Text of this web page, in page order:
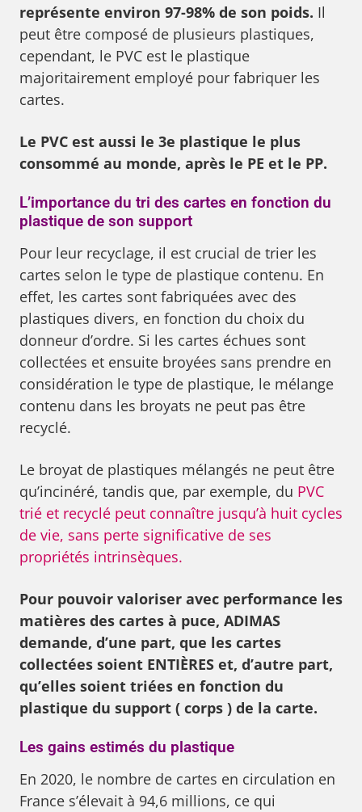
représente environ 97-98% de son poids. Il
peut être composé de plusieurs plastiques,
cependant, le PVC est le plastique
majoritairement employé pour fabriquer les
cartes.
Le PVC est aussi le 3e plastique le plus
consommé au monde, après le PE et le PP.
L’importance du tri des cartes en fonction du
plastique de son support
Pour leur recyclage, il est crucial de trier les
cartes selon le type de plastique contenu. En
effet, les cartes sont fabriquées avec des
plastiques divers, en fonction du choix du
donneur d’ordre. Si les cartes échues sont
collectées et ensuite broyées sans prendre en
considération le type de plastique, le mélange
contenu dans les broyats ne peut pas être
recyclé.
Le broyat de plastiques mélangés ne peut être
qu’incinéré, tandis que, par exemple, du PVC
trié et recyclé peut connaître jusqu’à huit cycles
de vie, sans perte significative de ses
propriétés intrinsèques.
Pour pouvoir valoriser avec performance les
matières des cartes à puce, ADIMAS
demande, d’une part, que les cartes
collectées soient ENTIÈRES et, d’autre part,
qu’elles soient triées en fonction du
plastique du support ( corps ) de la carte.
Les gains estimés du plastique
En 2020, le nombre de cartes en circulation en
France s’élevait à 94,6 millions, ce qui